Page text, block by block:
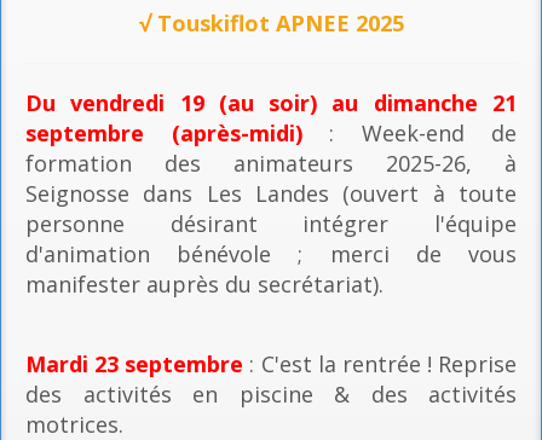
√ Touskiflot APNEE 2025
Du vendredi 19 (au soir) au dimanche 21
septembre (après-midi): Week-end de
formation des animateurs 2025-26, à
Seignosse dans Les Landes (ouvert à toute
personne désirant intégrer l'équipe
d'animation bénévole ; merci de vous
manifester auprès du secrétariat).
Mardi 23 septembre : C'est la rentrée ! Reprise
des activités en piscine & des activités
motrices.